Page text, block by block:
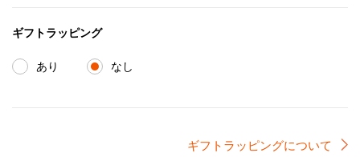
ギフトラッピング
あり なし
ギフトラッピングについて